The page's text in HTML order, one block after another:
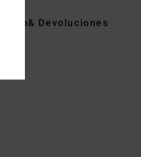
Envio& Devoluciones